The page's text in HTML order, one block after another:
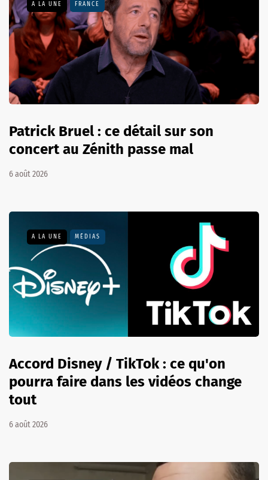
A LA UNE FRANCE
Patrick Bruel : ce détail sur son
concert au Zénith passe mal
6 août 2026
A LA UNE MÉDIAS
Accord Disney / TikTok : ce qu'on
pourra faire dans les vidéos change
tout
6 août 2026